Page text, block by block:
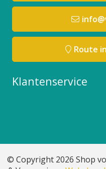
Route
Klantenservice
© Copyright 2026 Shop